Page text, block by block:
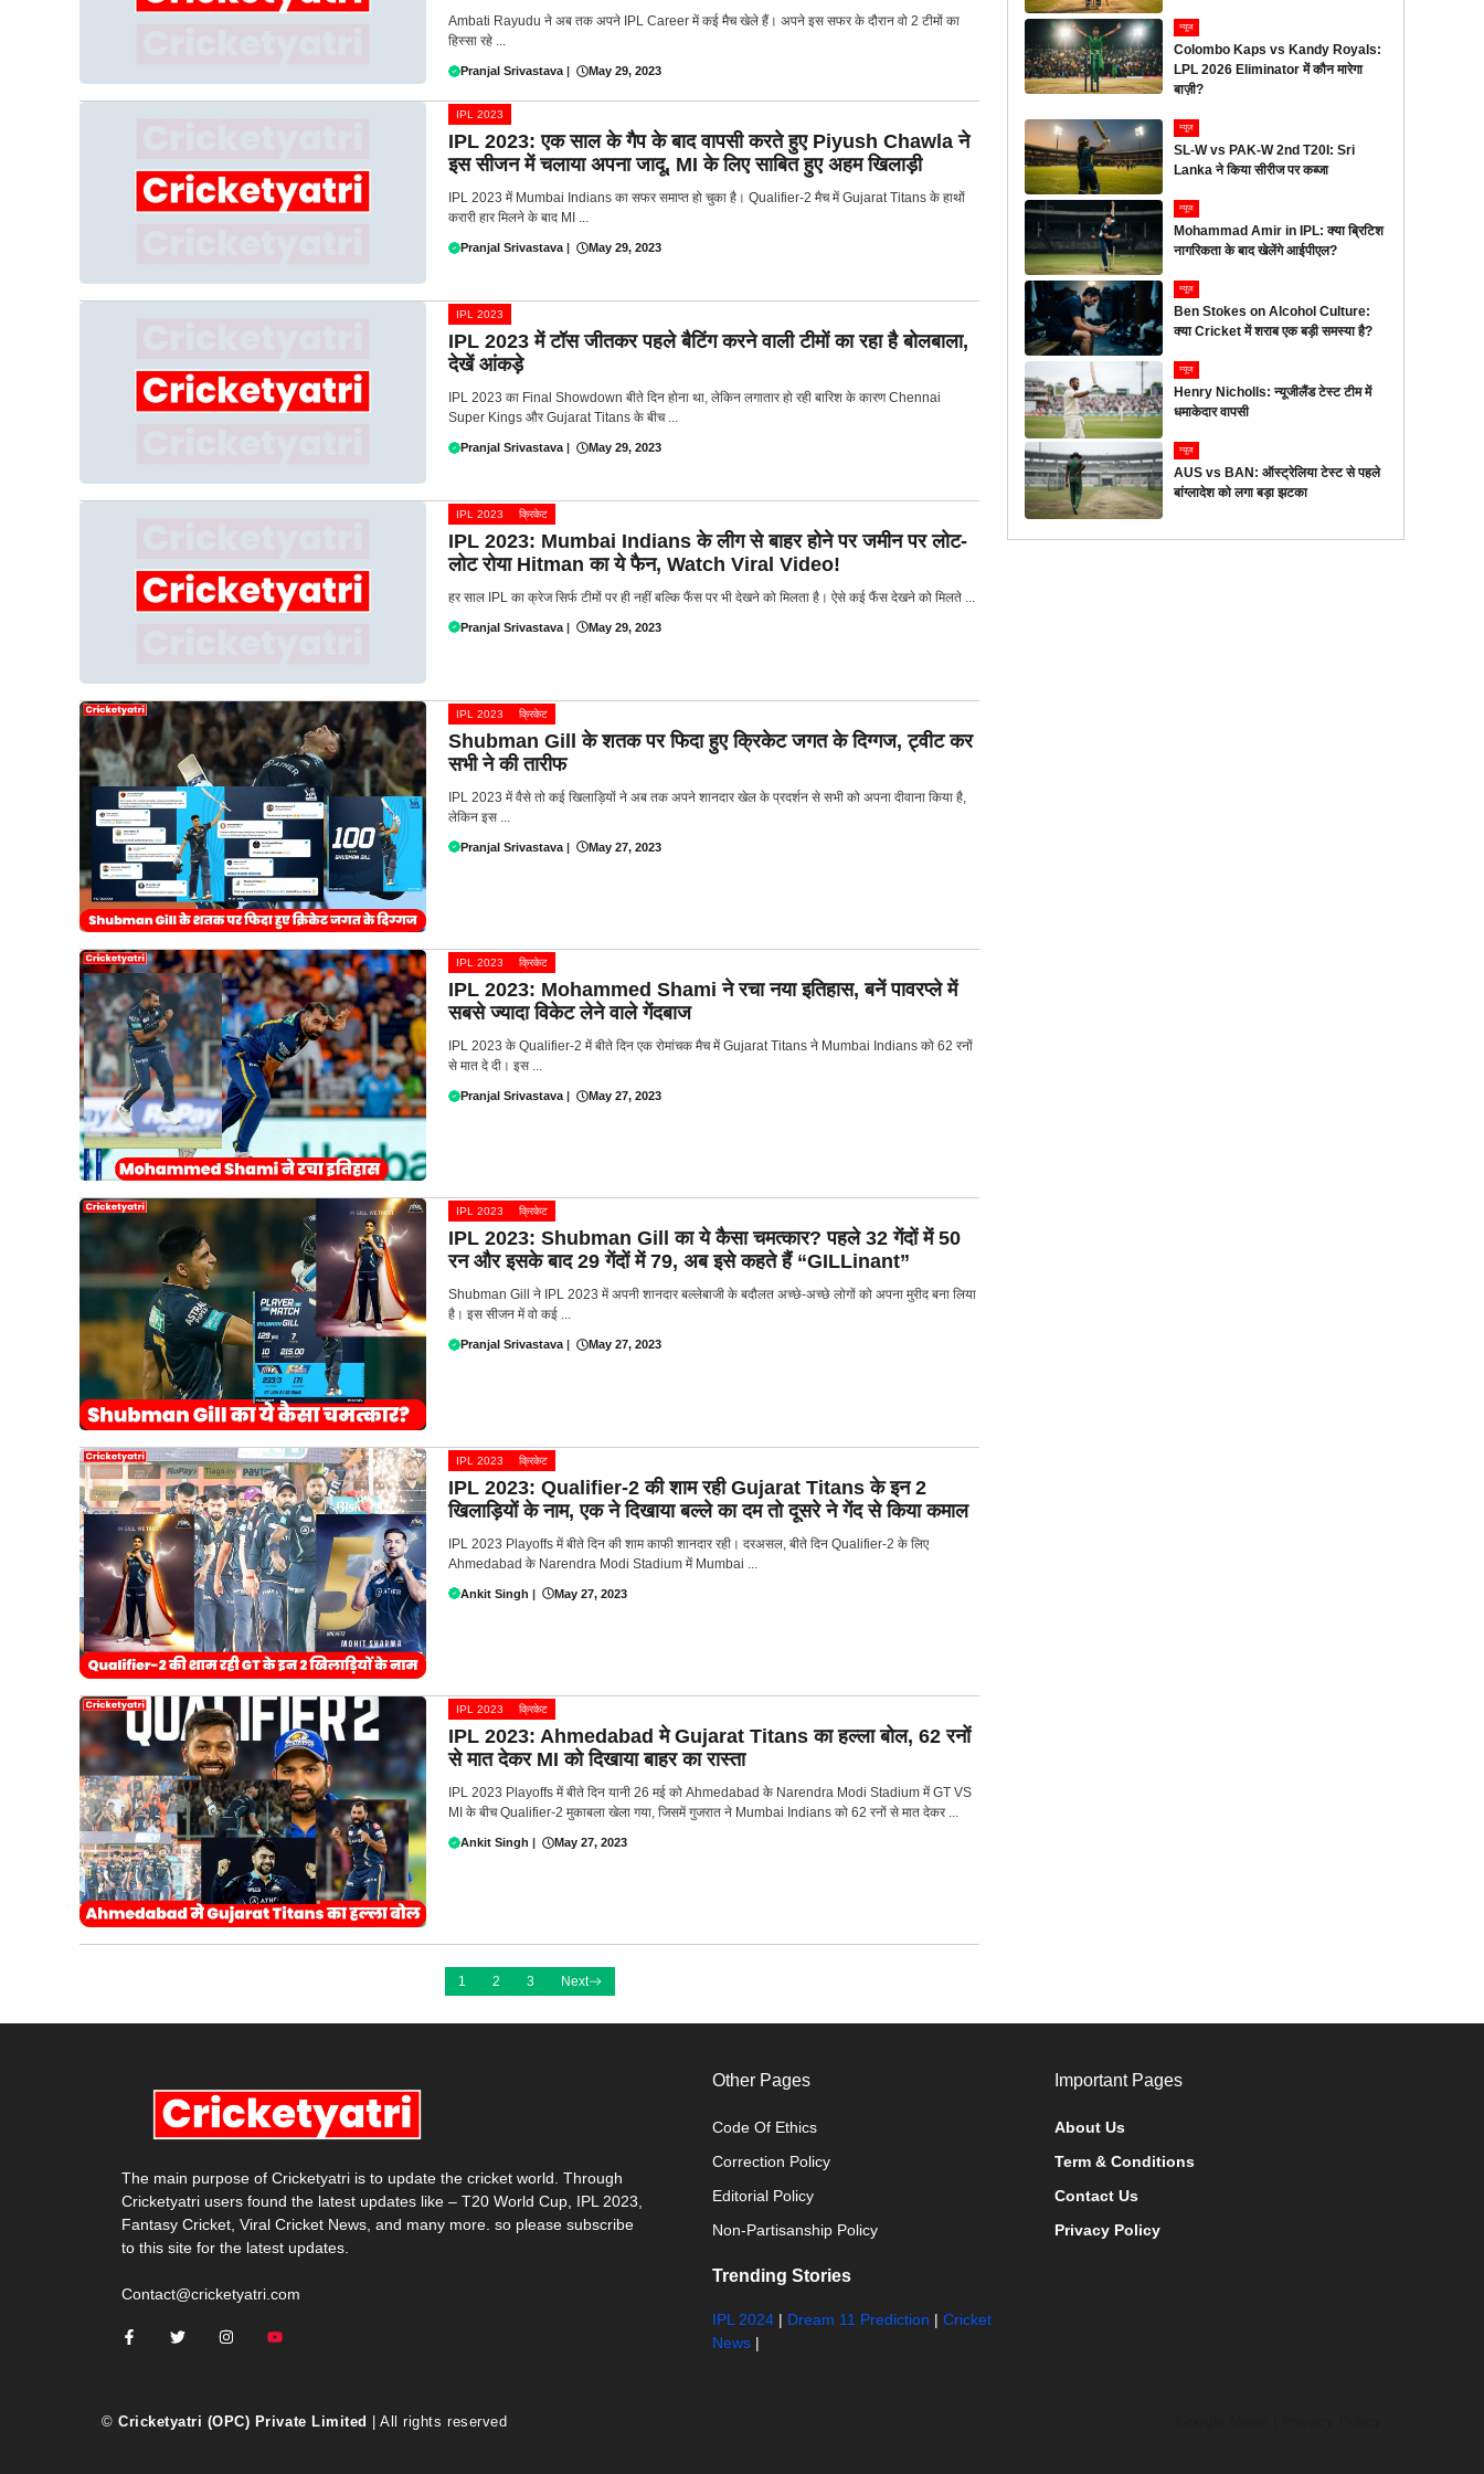
Ambati Rayudu ने अब तक अपने IPL Career में कई मैच खेले हैं। अपने इस सफर के दौरान वो 2 टीमों का
हिस्सा रहे ...
Pranjal Srivastava May 29, 2023
IPL 2023
IPL 2023: एक साल के गैप के बाद वापसी करते हुए Piyush Chawla ने
इस सीजन में चलाया अपना जादू, MI के लिए साबित हुए अहम खिलाड़ी
IPL 2023 में Mumbai Indians का सफर समाप्त हो चुका है। Qualifier-2 मैच में Gujarat Titans के हाथों
करारी हार मिलने के बाद MI ...
Pranjal Srivastava | May 29, 2023
IPL 2023
IPL 2023 में टॉस जीतकर पहले बैटिंग करने वाली टीमों का रहा है बोलबाला,
देखें आंकड़े
IPL 2023 का Final Showdown बीते दिन होना था, लेकिन लगातार हो रही बारिश के कारण Chennai
Super Kings और Gujarat Titans के बीच ...
Pranjal Srivastava | May 29, 2023
IPL 2023 क्रिकेट
IPL 2023: Mumbai Indians के लीग से बाहर होने पर जमीन पर लोट-
लोट रोया Hitman का ये फैन, Watch Viral Video!
हर साल IPL का क्रेज सिर्फ टीमों पर ही नहीं बल्कि फैंस पर भी देखने को मिलता है। ऐसे कई फैंस देखने को मिलते ...
Pranjal Srivastava | May 29, 2023
IPL 2023 क्रिकेट
Shubman Gill के शतक पर फिदा हुए क्रिकेट जगत के दिग्गज, ट्वीट कर
सभी ने की तारीफ
IPL 2023 में वैसे तो कई खिलाड़ियों ने अब तक अपने शानदार खेल के प्रदर्शन से सभी को अपना दीवाना किया है,
लेकिन इस ...
Pranjal Srivastava | May 27, 2023
IPL 2023 क्रिकेट
IPL 2023: Mohammed Shami ने रचा नया इतिहास, बनें पावरप्ले में
सबसे ज्यादा विकेट लेने वाले गेंदबाज
IPL 2023 के Qualifier-2 में बीते दिन एक रोमांचक मैच में Gujarat Titans ने Mumbai Indians को 62 रनों
से मात दे दी। इस ...
Pranjal Srivastava | May 27, 2023
IPL 2023 क्रिकेट
IPL 2023: Shubman Gill का ये कैसा चमत्कार? पहले 32 गेंदों में 50
रन और इसके बाद 29 गेंदों में 79, अब इसे कहते हैं “GILLinant”
Shubman Gill ने IPL 2023 में अपनी शानदार बल्लेबाजी के बदौलत अच्छे-अच्छे लोगों को अपना मुरीद बना लिया
है। इस सीजन में वो कई ...
Pranjal Srivastava May 27, 2023
IPL 2023 क्रिकेट
IPL 2023: Qualifier-2 की शाम रही Gujarat Titans के इन 2
खिलाड़ियों के नाम, एक ने दिखाया बल्ले का दम तो दूसरे ने गेंद से किया कमाल
IPL 2023 Playoffs में बीते दिन की शाम काफी शानदार रही। दरअसल, बीते दिन Qualifier-2 के लिए
Ahmedabad के Narendra Modi Stadium में Mumbai ...
Ankit Singh | May 27, 2023
IPL 2023 क्रिकेट
IPL 2023: Ahmedabad मे Gujarat Titans का हल्ला बोल, 62 रनों
से मात देकर MI को दिखाया बाहर का रास्ता
IPL 2023 Playoffs में बीते दिन यानी 26 मई को Ahmedabad के Narendra Modi Stadium में GT VS
MI के बीच Qualifier-2 मुकाबला खेला गया, जिसमें गुजरात ने Mumbai Indians को 62 रनों से मात देकर ...
Ankit Singh | May 27, 2023
1 2 3 Next
न्यूज
Colombo Kaps vs Kandy Royals:
LPL 2026 Eliminator में कौन मारेगा
बाज़ी?
न्यूज
SL-W vs PAK-W 2nd T20I: Sri
Lanka ने किया सीरीज पर कब्जा
न्यूज
Mohammad Amir in IPL: क्या ब्रिटिश
नागरिकता के बाद खेलेंगे आईपीएल?
न्यूज
Ben Stokes on Alcohol Culture:
क्या Cricket में शराब एक बड़ी समस्या है?
न्यूज
Henry Nicholls: न्यूजीलैंड टेस्ट टीम में
धमाकेदार वापसी
न्यूज
AUS vs BAN: ऑस्ट्रेलिया टेस्ट से पहले
बांग्लादेश को लगा बड़ा झटका
The main purpose of Cricketyatri is to update the cricket world. Through
Cricketyatri users found the latest updates like – T20 World Cup, IPL 2023,
Fantasy Cricket, Viral Cricket News, and many more. so please subscribe
to this site for the latest updates.
Contact@cricketyatri.com
Other Pages
Code Of Ethics
Correction Policy
Editorial Policy
Non-Partisanship Policy
Trending Stories
IPL 2024 | Dream 11 Prediction |Cricket
News |
Important Pages
About Us
Term & Conditions
Contact Us
Privacy Policy
©Cricketyatri (OPC) Private Limited | All rights reserved